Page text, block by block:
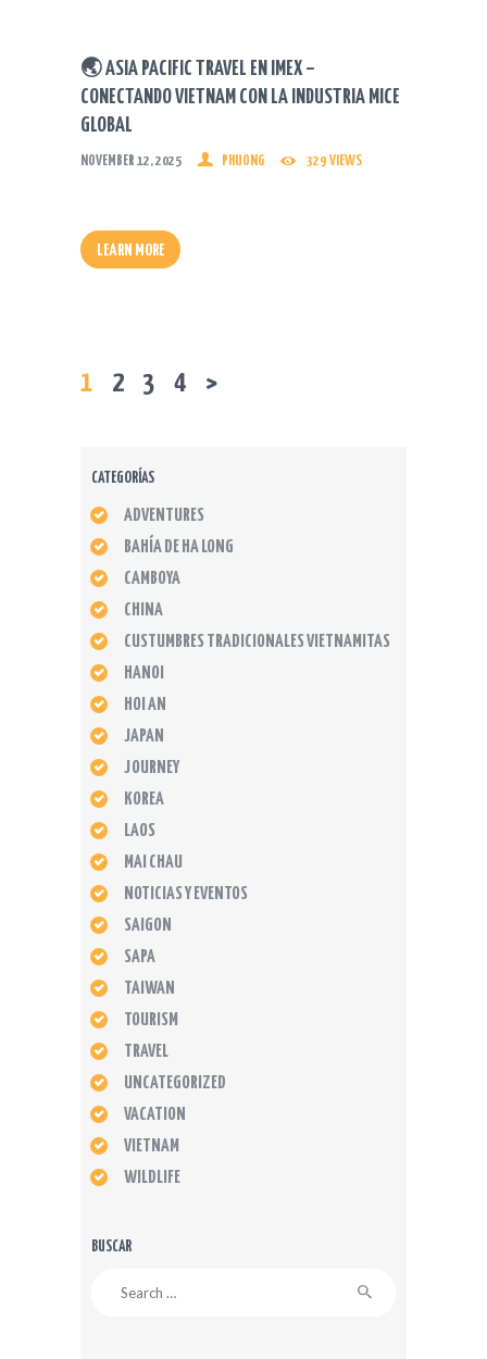
🌏 ASIA PACIFIC TRAVEL EN IMEX –
CONECTANDO VIETNAM CON LA INDUSTRIA MICE
GLOBAL
NOVEMBER 12, 2025 PHUONG 329 VIEWS
LEARN MORE
POSTS
PAGE
1 PAGE
2 PAGE
3 PAGE
4 >
CATEGORÍAS
ADVENTURES
BAHÍA DE HA LONG
CAMBOYA
CHINA
CUSTUMBRES TRADICIONALES VIETNAMITAS
HANOI
HOI AN
JAPAN
JOURNEY
KOREA
LAOS
MAI CHAU
NOTICIAS Y EVENTOS
SAIGON
SAPA
TAIWAN
TOURISM
TRAVEL
UNCATEGORIZED
VACATION
VIETNAM
WILDLIFE
BUSCAR